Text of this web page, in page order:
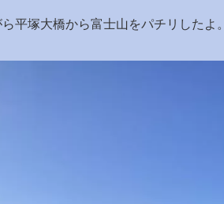
平塚大橋から富士山をパチリしたよ。